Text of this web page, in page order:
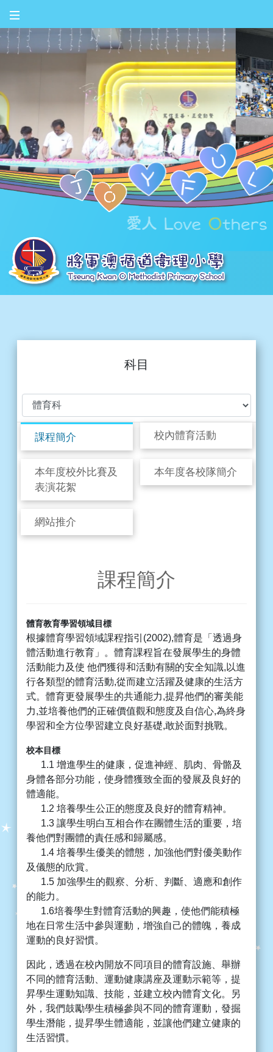
科目
課程簡介 校內體育活動
本年度校外比賽及
表演花絮
本年度各校隊簡介
網站推介
課程簡介
體育教育學習領域目標
根據體育學習領域課程指引(2002),體育是「透過身
體活動進行教育」。體育課程旨在發展學生的身體
活動能力及使 他們獲得和活動有關的安全知識,以進
行各類型的體育活動,從而建立活躍及健康的生活方
式。體育更發展學生的共通能力,提昇他們的審美能
力,並培養他們的正確價值觀和態度及自信心,為終身
學習和全方位學習建立良好基礎,敢於面對挑戰。
校本目標
1.1 增進學生的健康，促進神經、肌肉、骨骼及
身體各部分功能，使身體獲致全面的發展及良好的
體適能。
1.2 培養學生公正的態度及良好的體育精神。
1.3 讓學生明白互相合作在團體生活的重要，培
養他們對團體的責任感和歸屬感。
1.4 培養學生優美的體態，加強他們對優美動作
及儀態的欣賞。
1.5 加強學生的觀察、分析、判斷、適應和創作
的能力。
1.6培養學生對體育活動的興趣，使他們能積極
地在日常生活中參與運動，增強自己的體魄，養成
運動的良好習慣。
因此，透過在校內開放不同項目的體育設施、舉辦
不同的體育活動、運動健康講座及運動示範等，提
昇學生運動知識、技能，並建立校內體育文化。另
外，我們鼓勵學生積極參與不同的體育運動，發掘
學生潛能，提昇學生體適能，並讓他們建立健康的
生活習慣。